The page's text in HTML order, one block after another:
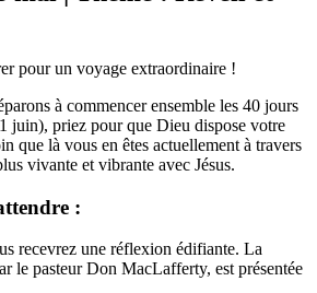
pour un voyage extraordinaire !
à commencer ensemble les 40 jours
juin), priez pour que Dieu dispose votre
que là vous en êtes actuellement à travers
vivante et vibrante avec Jésus.
:
recevrez une réflexion édifiante. La
le pasteur Don MacLafferty, est présentée